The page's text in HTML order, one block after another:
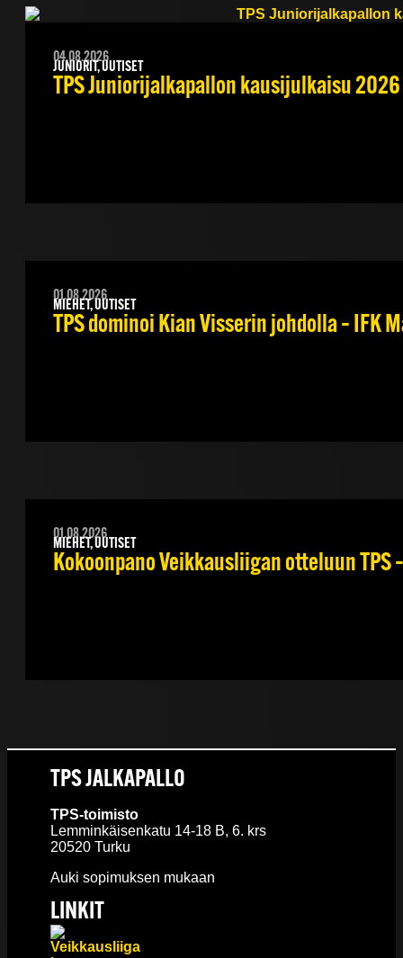
04.08.2026
JUNIORIT, UUTISET
TPS Juniorijalkapallon kausijulkaisu
01.08.2026
MIEHET, UUTISET
TPS dominoi Kian Visserin johdolla – IFK
01.08.2026
MIEHET, UUTISET
Kokoonpano Veikkausliigan otteluun TPS
TPS JALKAPALLO
TPS-toimisto
Lemminkäisenkatu 14-18 B, 6. krs
20520 Turku
Auki sopimuksen mukaan
LINKIT